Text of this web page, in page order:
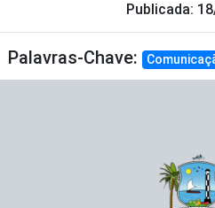
Publicada:
Palavras-Chave: